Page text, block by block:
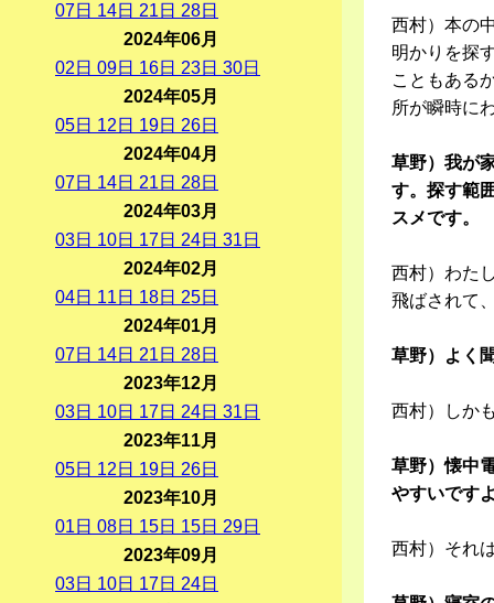
西村）本の
明かりを探
こともある
所が瞬時に
草野）我が
す。探す範
スメです。
西村）わた
飛ばされて
草野）よく
西村）しか
草野）懐中
やすいです
西村）それ
07日 14日 21 日 28日
2024年06月
02 日 09日 16日 23日 30日
2024年05月
05日 12 日 19日 26日
2024年04月
07日 14日 21 日 28日
2024年03月
03日 10日 17日 24日 31 日
2024年02月
04日 11 日 18日 25日
2024年01月
07日 14日 21 日 28日
2023年12月
03日 10日 17日 24日 31 日
2023年11月
05日 12 日 19日 26日
2023年10月
01 日 08日 15日 15日 29日
2023年09月
03日 10日 17日 24日